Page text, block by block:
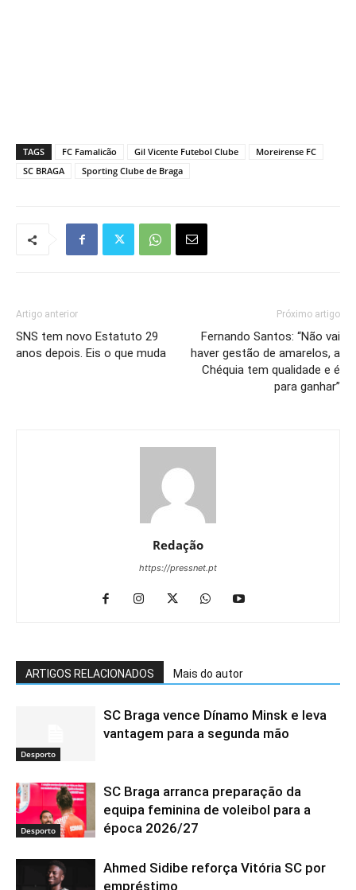
TAGS FC Famalicão Gil Vicente Futebol Clube
Moreirense FC
SC BRAGA
Sporting Clube de Braga
Artigo anterior
SNS tem novo Estatuto 29
anos depois. Eis o que muda
Próximo artigo
Fernando Santos: “Não vai
haver gestão de amarelos, a
Chéquia tem qualidade e é
para ganhar”
Redação
https://pressnet.pt
ARTIGOS RELACIONADOS Mais do autor
Desporto
SC Braga vence Dínamo Minsk e leva
vantagem para a segunda mão
Desporto
SC Braga arranca preparação da
equipa feminina de voleibol para a
época 2026/27
Ahmed Sidibe reforça Vitória SC por
empréstimo